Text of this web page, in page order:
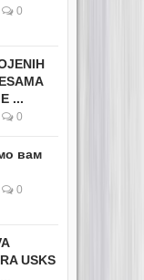
0
...
0
вам
0
USKS